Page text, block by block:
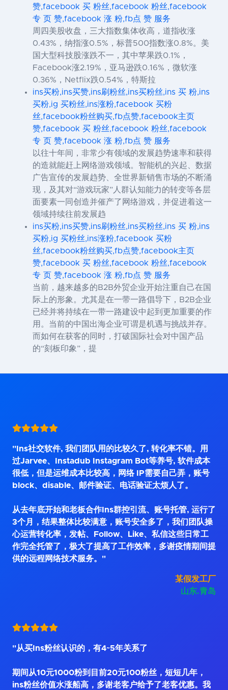
赞,facebook 买 粉丝,facebook 粉丝,facebook
专 页 赞,facebook 涨 粉,fb点 赞 服务
周四美股收盘，三大指数集体收高，道指收涨
0.43%，纳指涨0.5%，标普500指数涨0.8%。美
国大型科技股涨跌不一，其中苹果跌0.1%，
Facebook涨2.19%，亚马逊跌0.16%，微软涨
0.36%，Netflix跌0.54%，特斯拉
ins买粉,ins买赞,ins刷粉丝,ins买粉丝,ins 买 粉,ins
买粉,ig 买粉丝,ins涨粉,facebook 买粉
丝,facebook粉丝购买,fb点赞,facebook主页
赞,facebook 买 粉丝,facebook 粉丝,facebook
专 页 赞,facebook 涨 粉,fb点 赞 服务
以往十年间，非常少有领域的发展趋势速率和获得
的造就能赶上网络游戏领域。智能机的兴起、数据
广告宣传的发展趋势、全世界新销售市场的不断涌
现，及其对“游戏玩家”人群认知能力的转变等各层
面要素一同创造并催产了网络游戏，并促进着这一
领域持续往前发展趋
ins买粉,ins买赞,ins刷粉丝,ins买粉丝,ins 买 粉,ins
买粉,ig 买粉丝,ins涨粉,facebook 买粉
丝,facebook粉丝购买,fb点赞,facebook主页
赞,facebook 买 粉丝,facebook 粉丝,facebook
专 页 赞,facebook 涨 粉,fb点 赞 服务
当前，越来越多的B2B外贸企业开始注重自己在国
际上的形象。尤其是在一带一路倡导下，B2B企业
已经并将持续在一带一路建设中起到更加重要的作
用。当前的中国出海企业可谓是机遇与挑战并存。
而如何在获客的同时，打破国际社会对中国产品
的“刻板印象”，提
"Ins社交软件, 我们团队用的比较久了, 转化率不错。用
过Jarvee、Instadub Instagram Bot等养号, 软件成本
很低，但是运维成本比较高，网络 IP需要自己弄，账号
block、disable、邮件验证、电话验证太烦人了。
从去年底开始和老板合作Ins群控引流、账号托管, 运行了
3个月，结果整体比较满意，账号安全多了，我们团队操
心运营转化率，发帖、Follow、Like、私信这些日常工
作完全托管了，极大了提高了工作效率，多谢疫情期间提
供的远程网络技术服务。"
某假发工厂
山东.青岛
"从买Ins粉丝认识的，有4~5年关系了
期间从10元1000粉到目前20元100粉丝，短短几年，
ins粉丝价值水涨船高，多谢老客户给予了老客优惠。我